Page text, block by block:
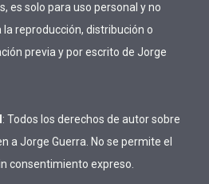
es solo para uso personal y no
reproducción, distribución o
previa y por escrito de Jorge
: Todos los derechos de autor sobre
a Jorge Guerra. No se permite el
consentimiento expreso.